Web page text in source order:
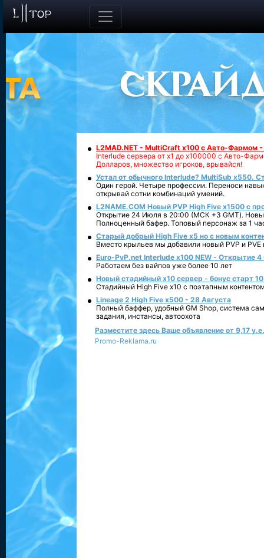
L2MAD.NET - MultiCraft x100 с Авто-Фармом
Interlude сервера от х1 до х100000 с Авто-
Долларов, множество игроков, врывайся!
Устал от обычного Interlude? MultiSub x550.
Один герой. Четыре профессии. Переноси
открывай сотни комбинаций умений.
L2NAME.COM Новый PVP High Five x1500 с
Открытие 24 Июля в 20:00 (МСК +3 GMT).
Полноценный бафер. Топовый персонаж за 1
Старый добрый High Five x5 но с новым
Вместо крыльев мы добавили новый PVP и PVE
Euro-PvP.net Interlude х100 NEW - Открытие 4
Работаем без вайпов уже более 10 лет
Новый стадийный х10 сервер - бонус старт
Стадийный High Five x10 с поэтапным
Lineage 2 High Five x500 - 28 Августа
Полный баффер, удобный GM Shop, система
задания, инстансы, автоохота
Разместите здесь Ваше объявление от 9,17
Promo-Reklama.ru